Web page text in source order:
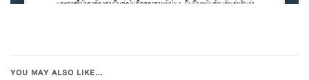
YOU MAY ALSO LIKE…